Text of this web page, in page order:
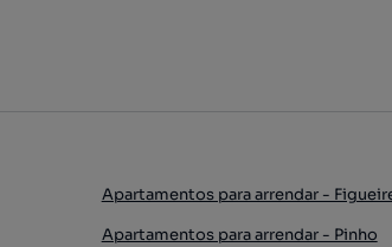
Apartamentos para arrendar -
Apartamentos para arrendar - Pinho